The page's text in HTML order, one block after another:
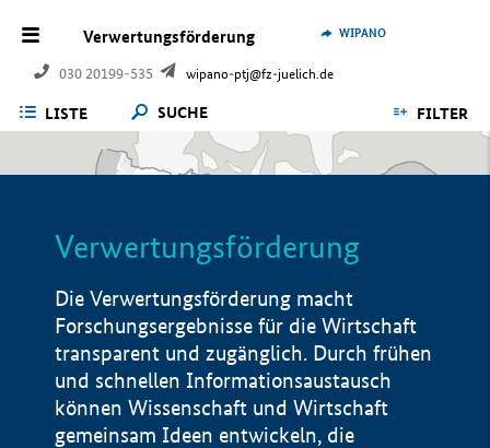
Verwertungsförderung
030 20199-535 wipano-ptj@fz-juelich.de
WIPANO
LISTE SUCHE FILTER
Verwertungsförderung
Die Verwertungsförderung macht
Forschungsergebnisse für die Wirtschaft
transparent und zugänglich. Durch frühen
und schnellen Informationsaustausch
können Wissenschaft und Wirtschaft
gemeinsam Ideen entwickeln, die